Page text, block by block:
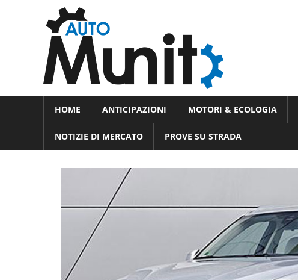
e
motori
Novità
dal
HOME ANTICIPAZIONI MOTORI & ECOLOGIA
NOTIZIE DI MERCATO PROVE SU STRADA